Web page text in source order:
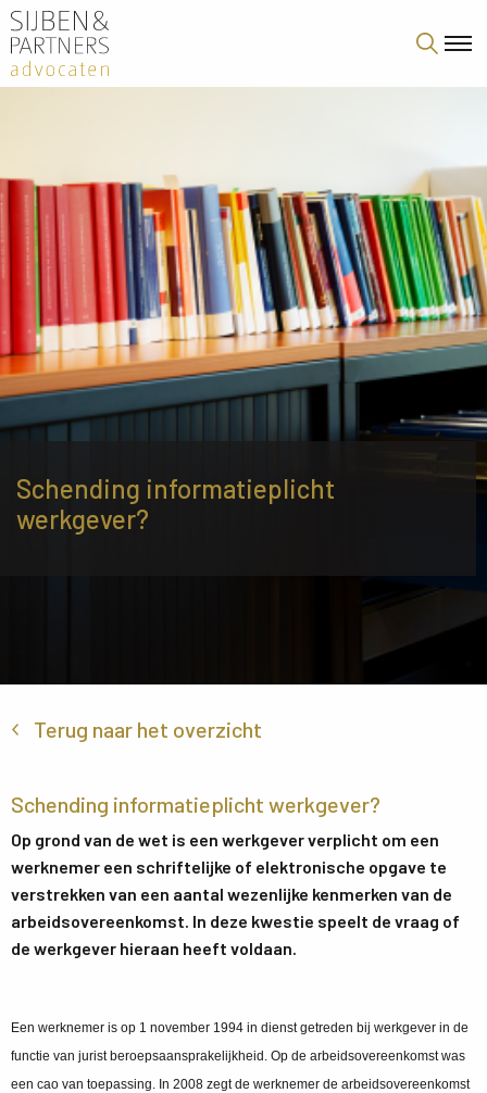
Schending informatieplicht
werkgever?
Terug naar het overzicht
Schending informatieplicht werkgever?
Op grond van de wet is een werkgever verplicht om een
werknemer een schriftelijke of elektronische opgave te
verstrekken van een aantal wezenlijke kenmerken van de
arbeidsovereenkomst. In deze kwestie speelt de vraag of
de werkgever hieraan heeft voldaan.
Een werknemer is op 1 november 1994 in dienst getreden bij werkgever in de
functie van jurist beroepsaansprakelijkheid. Op de arbeidsovereenkomst was
een cao van toepassing. In 2008 zegt de werknemer de arbeidsovereenkomst